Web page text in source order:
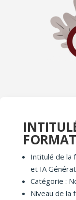
Intitulé de la
et IA
Catégorie :
Niveau de la